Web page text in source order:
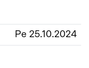
Pe 25.10.2024